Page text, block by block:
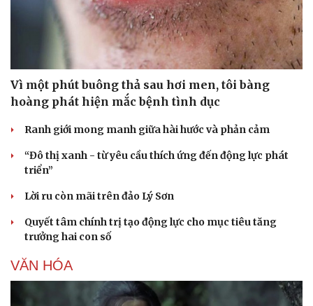
Vì một phút buông thả sau hơi men, tôi bàng
hoàng phát hiện mắc bệnh tình dục
Ranh giới mong manh giữa hài hước và phản cảm
“Đô thị xanh - từ yêu cầu thích ứng đến động lực phát
triển”
Lời ru còn mãi trên đảo Lý Sơn
Quyết tâm chính trị tạo động lực cho mục tiêu tăng
trưởng hai con số
VĂN HÓA